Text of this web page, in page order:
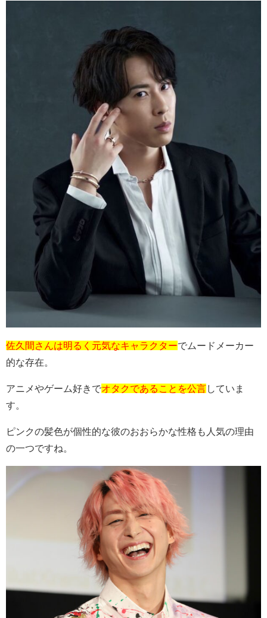
佐久間さんは明るく元気なキャラクターでムードメーカー
的な存在。
アニメやゲーム好きでオタクであることを公言していま
す。
ピンクの髪色が個性的な彼のおおらかな性格も人気の理由
の一つですね。